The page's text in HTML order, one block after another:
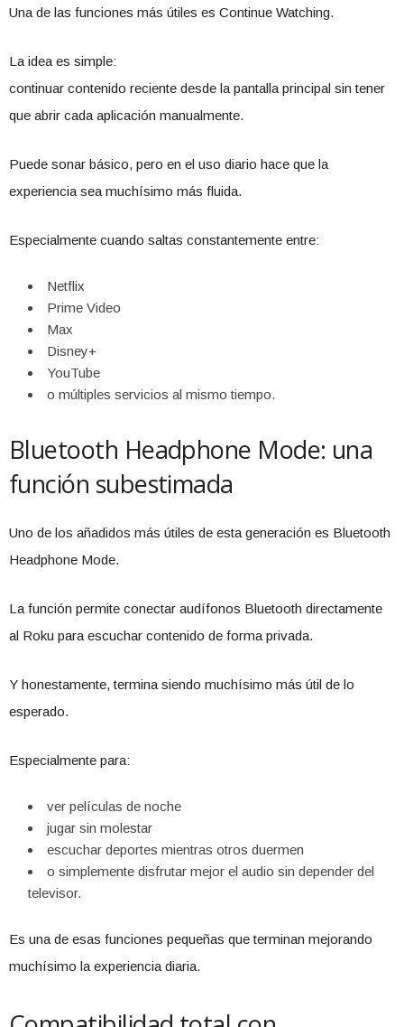
Una de las funciones más útiles es Continue Watching.
La idea es simple:
continuar contenido reciente desde la pantalla principal sin tener
que abrir cada aplicación manualmente.
Puede sonar básico, pero en el uso diario hace que la
experiencia sea muchísimo más fluida.
Especialmente cuando saltas constantemente entre:
Netflix
Prime Video
Max
Disney+
YouTube
o múltiples servicios al mismo tiempo.
Bluetooth Headphone Mode: una
función subestimada
Uno de los añadidos más útiles de esta generación es Bluetooth
Headphone Mode.
La función permite conectar audífonos Bluetooth directamente
al Roku para escuchar contenido de forma privada.
Y honestamente, termina siendo muchísimo más útil de lo
esperado.
Especialmente para:
ver películas de noche
jugar sin molestar
escuchar deportes mientras otros duermen
o simplemente disfrutar mejor el audio sin depender del
televisor.
Es una de esas funciones pequeñas que terminan mejorando
muchísimo la experiencia diaria.